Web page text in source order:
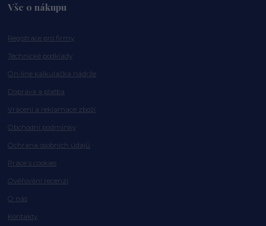
Vše o nákupu
Registrace pro firmy
Technické podklady
On-line kalkulačka nádrže
Doprava a platba
Vrácení a reklamace zboží
Obchodní podmínky
Ochrana osobních údajů
Práce s cookies
Ověřování recenzí
O nás
Kontakty